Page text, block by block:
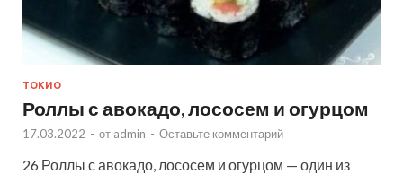
ТОКИО
Роллы с авокадо, лососем и огурцом
17.03.2022 - от admin - Оставьте комментарий
26 Роллы с авокадо, лососем и огурцом — один из